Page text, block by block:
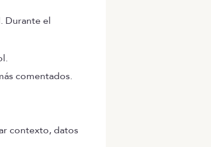
Durante el
comentados.
contexto, datos